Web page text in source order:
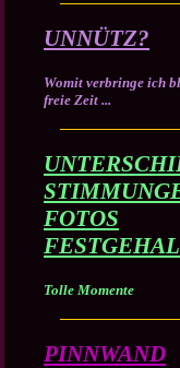
UNNÜTZ?
Womit verbringe ich
freie Zeit ...
FOTOS
Tolle Momente
PINNWAND